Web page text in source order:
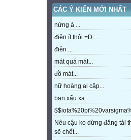
CÁC Ý KIẾN MỚI NHẤT
nứng à ...
điên ít thôi =D ...
điên ...
mát quá mát...
đồ mát...
nữ hoàng ai cập...
bạn xấu xa...
Nêu cậu ko dừng đăng tải
sẽ chết...